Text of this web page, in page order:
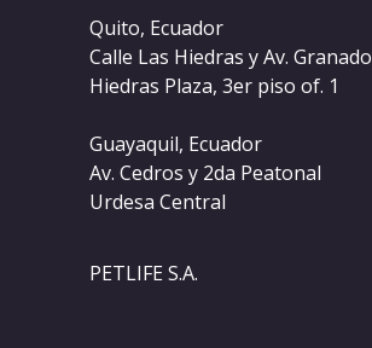
Quito, Ecuador
Calle Las Hiedras y Av.
Hiedras Plaza, 3er piso of. 1
Guayaquil, Ecuador
Av. Cedros y 2da Peatonal
Urdesa Central
PETLIFE S.A.